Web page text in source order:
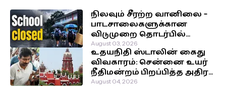
நிலவும் சீரற்ற வானிலை –
பாடசாலைகளுக்கான
விடுமுறை தொடர்பில்
வௌியான தகவல்!
August 03, 2026
உதயநிதி ஸ்டாலின் கைது
விவகாரம்: சென்னை உயர்
நீதிமன்றம் பிறப்பித்த அதிரடி
உத்தரவு!
August 04, 2026